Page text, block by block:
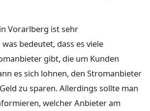
Vorarlberg ist sehr
bedeutet, dass es viele
gibt, die um Kunden
es sich lohnen, den Stromanbieter
zu sparen. Allerdings sollte man
welcher Anbieter am